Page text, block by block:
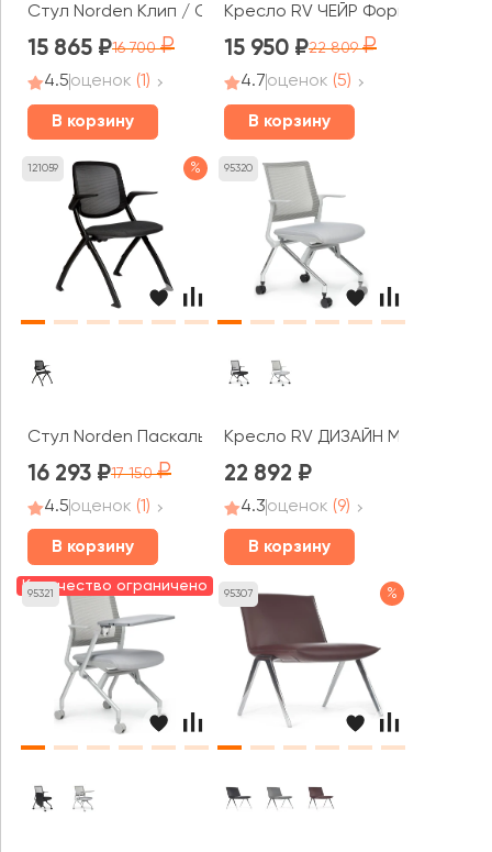
Стул Norden Клип / Clip
15 865 16 700
4.5оценок (1)
В корзину
Кресло RV ЧЕЙР Форм / Form
15 950 22 809
4.7оценок (5)
В корзину
121059 %
Стул Norden Паскаль / Pascal
16 293 17 150
4.5оценок (1)
В корзину
95320
Кресло RV ДИЗАЙН Моби /
22 892
4.3оценок (9)
В корзину
95321
Количество ограничено 95307 %